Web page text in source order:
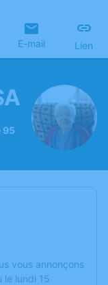
E-mail Lien
95
vous annonçons
le lundi 15